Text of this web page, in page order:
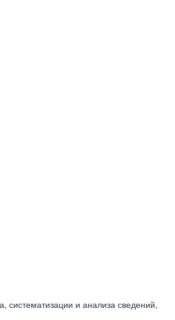
и анализа сведений,